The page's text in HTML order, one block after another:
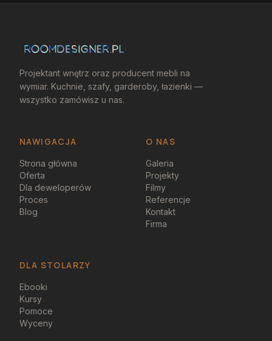
Projektant wnętrz oraz producent mebli na
wymiar. Kuchnie, szafy, garderoby, łazienki —
wszystko zamówisz u nas.
NAWIGACJA O NAS
Strona główna
Oferta
Dla deweloperów
Proces
Blog
Galeria
Projekty
Filmy
Referencje
Kontakt
Firma
DLA STOLARZY
Ebooki
Kursy
Pomoce
Wyceny